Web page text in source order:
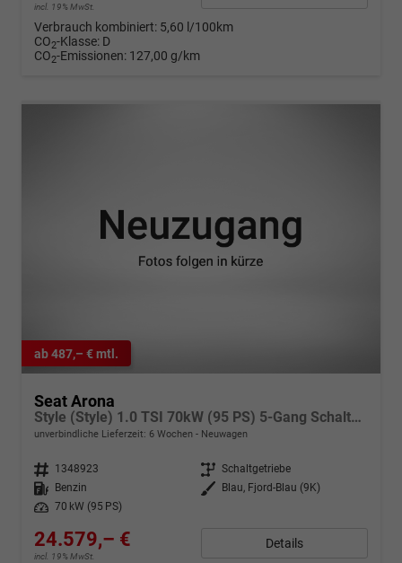
incl. 19% MwSt.
Verbrauch kombiniert: 5,60 l/100km
CO2-Klasse: D
CO2-Emissionen: 127,00 g/km
ab 487,– € mtl.
Seat Arona
Style (Style) 1.0 TSI 70kW (95 PS) 5-Gang Schaltgetriebe
unverbindliche Lieferzeit: 6 Wochen Neuwagen
Fahrzeugnr. 1348923 Getriebe Schaltgetriebe
Kraftstoff
Benzin Außenfarbe
Blau, Fjord-Blau (9K)
Leistung
70 kW (95 PS)
24.579,– €
incl. 19% MwSt.
Details